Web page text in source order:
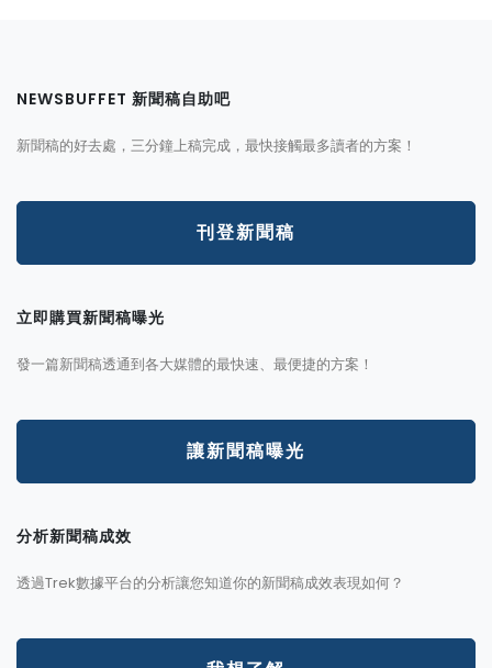
NEWSBUFFET 新聞稿自助吧
新聞稿的好去處，三分鐘上稿完成，最快接觸最多讀者的方案！
刊登新聞稿
立即購買新聞稿曝光
發一篇新聞稿透通到各大媒體的最快速、最便捷的方案！
讓新聞稿曝光
分析新聞稿成效
透過Trek數據平台的分析讓您知道你的新聞稿成效表現如何？